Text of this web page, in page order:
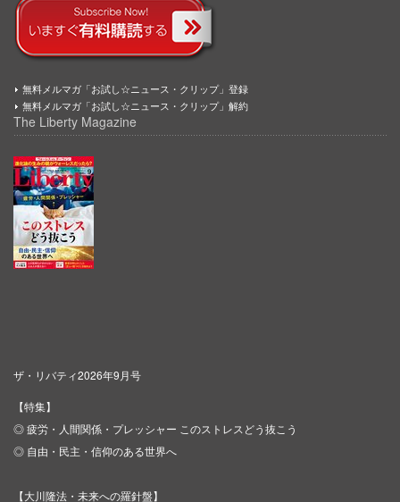
無料メルマガ「お試し☆ニュース・クリップ」登録
無料メルマガ「お試し☆ニュース・クリップ」解約
The Liberty Magazine
ザ・リバティ2026年9月号
【特集】
◎ 疲労・人間関係・プレッシャー このストレスどう抜こう
◎ 自由・民主・信仰のある世界へ
【大川隆法・未来への羅針盤】